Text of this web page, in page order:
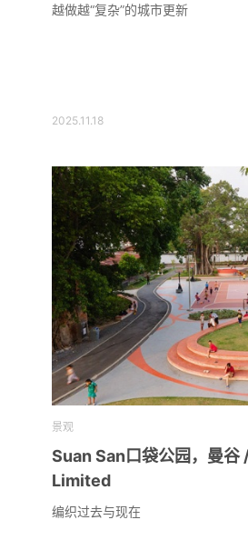
越做越“复杂”的城市更新
2025.11.18
景观
Suan San口袋公园，曼
Limited
编织过去与现在